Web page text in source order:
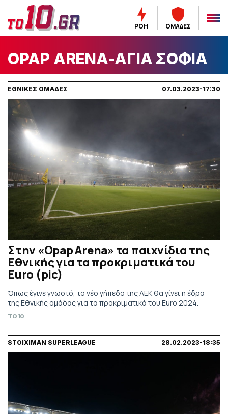
ΡΟΗ ΟΜΑΔΕΣ
OPAP ARENA-ΑΓΙΑ ΣΟΦΙΑ
ΕΘΝΙΚΕΣ ΟΜΑΔΕΣ 07.03.2023-17:30
Στην «Opap Arena» τα παιχνίδια της
Εθνικής για τα προκριματικά του
Euro (pic)
Όπως έγινε γνωστό, το νέο γήπεδο της ΑΕΚ θα γίνει η έδρα
της Εθνικής ομάδας για τα προκριματικά του Euro 2024.
TO10
STOIXIMAN SUPERLEAGUE 28.02.2023-18:35